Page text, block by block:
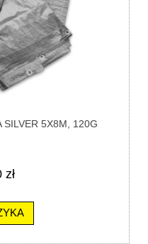
SILVER 5X8M, 120G
zł